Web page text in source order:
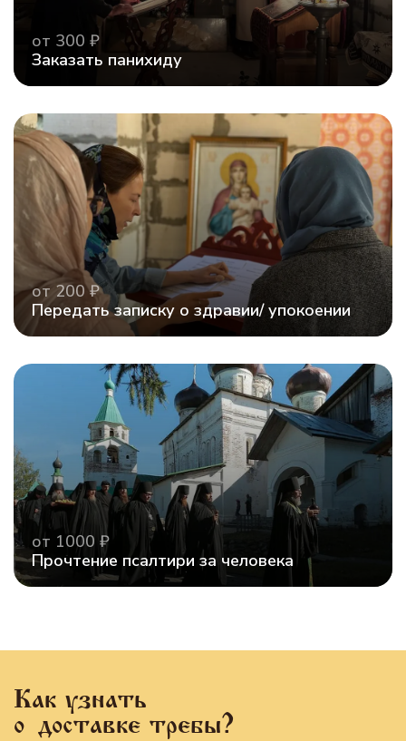
Заказать панихиду
от 300 ₽
Передать записку о здравии/ упокоении
от 200 ₽
Прочтение псалтири за человека
от 1000 ₽
Как узнать
о доставке требы?